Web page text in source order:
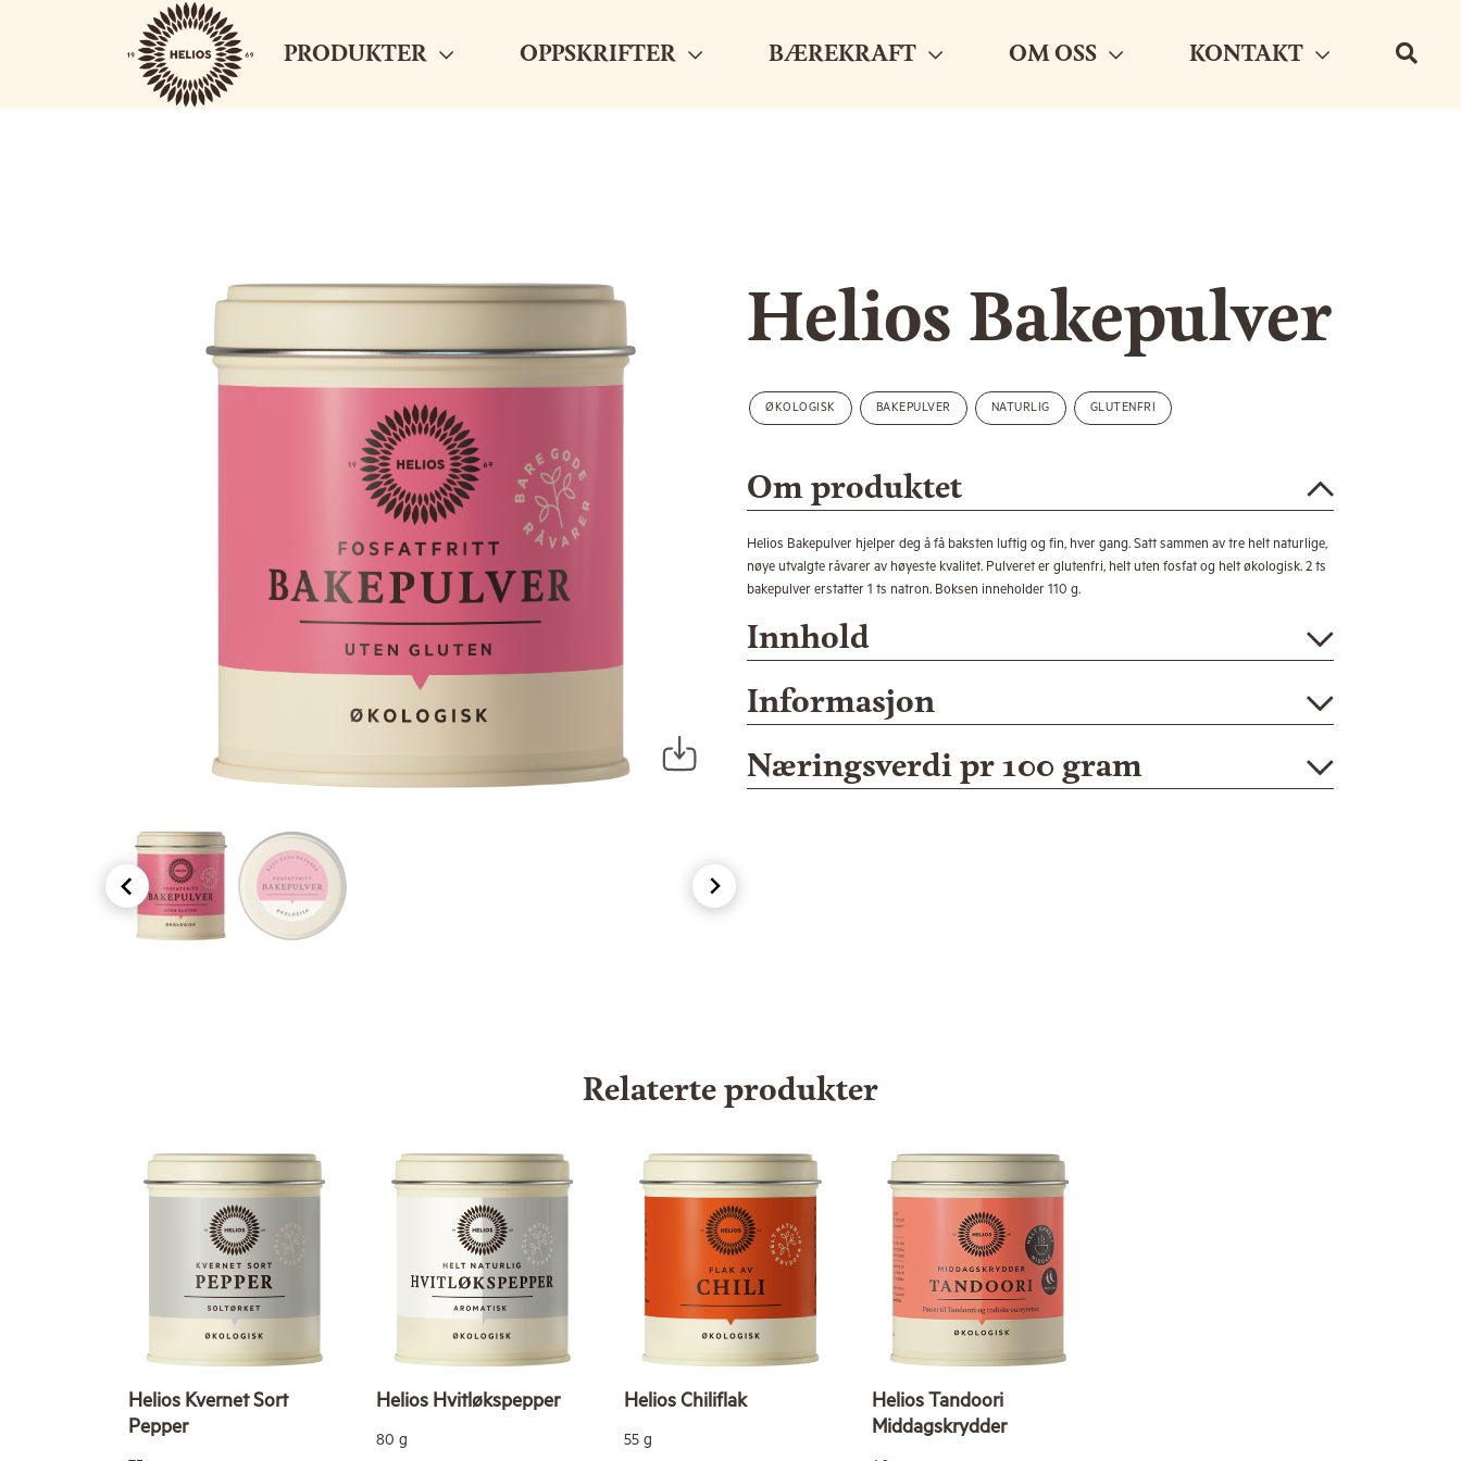
PRODUKTER OPPSKRIFTER BÆREKRAFT OM OSS KONTAKT
Helios Bakepulver
ØKOLOGISK BAKEPULVER NATURLIG GLUTENFRI
Om produktet
Helios Bakepulver hjelper deg å få baksten luftig og fin, hver gang. Satt sammen av tre helt naturlige,
nøye utvalgte råvarer av høyeste kvalitet. Pulveret er glutenfri, helt uten fosfat og helt økologisk. 2 ts
bakepulver erstatter 1 ts natron. Boksen inneholder 110 g.
Innhold
Informasjon
Næringsverdi pr 100 gram
Relaterte produkter
Helios Kvernet Sort
Pepper
Helios Hvitløkspepper
80 g
Helios Chiliflak
55 g
Helios Tandoori
Middagskrydder